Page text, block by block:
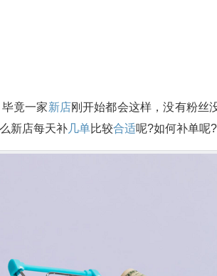
竟一家新店刚开始都会这样，没有粉丝
新店每天补几单比较合适呢?如何补单呢?